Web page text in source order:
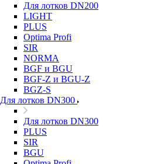
Для лотков DN200
LIGHT
PLUS
Optima Profi
SIR
NORMA
BGF и BGU
BGF-Z и BGU-Z
BGZ-S
Для лотков DN300
Для лотков DN300
PLUS
SIR
BGU